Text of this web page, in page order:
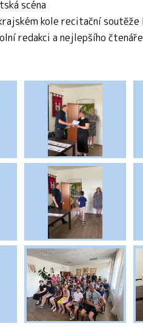
scéna
kole recitační soutěže
redakci a nejlepšího